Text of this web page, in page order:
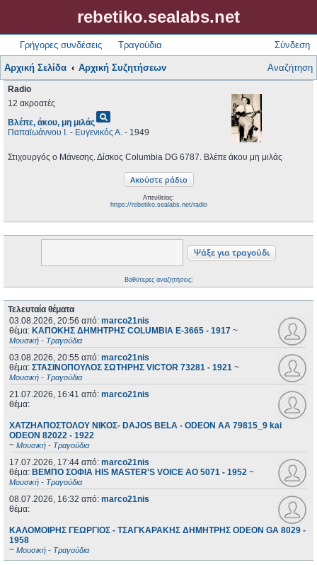
rebetiko.sealabs.net
Γρήγορες συνδέσεις Τραγούδια Σύνδεση
Αρχική Σελίδα Αρχική Συζητήσεων Αναζήτηση
Radio
12 ακροατές
Βλέπε, άκου, μη μιλάςpageview
Παπαϊωάννου Ι. - Ευγενικός Α. - 1949
Στιχουργός ο Μάνεσης. Δίσκος Columbia DG 6787. Βλέπε άκου μη μιλάς
Απευθείας:
https://rebetiko.sealabs.net/radio
Βαθύτερες αναζητήσεις;
Τελευταία θέματα
03.08.2026, 20:56 από: marco21nis
θέμα: ΚΑΠΟΚΗΣ ΔΗΜΗΤΡΗΣ COLUMBIA E-3665 - 1917 ~
Μουσική - Τραγούδια
03.08.2026, 20:55 από: marco21nis
θέμα: ΣΤΑΣΙΝΟΠΟΥΛΟΣ ΣΩΤΗΡΗΣ VICTOR 73281 - 1921 ~
Μουσική - Τραγούδια
21.07.2026, 16:41 από: marco21nis
θέμα:
ΧΑΤΖΗΑΠΟΣΤΟΛΟΥ ΝΙΚΟΣ- DAJOS BELA - ODEON AA 79815_9 kai
ODEON 82022 - 1922
~ Μουσική - Τραγούδια
17.07.2026, 17:44 από: marco21nis
θέμα: ΒΕΜΠΟ ΣΟΦΙΑ HIS MASTER'S VOICE AO 5071 - 1952 ~
Μουσική - Τραγούδια
08.07.2026, 16:32 από: marco21nis
θέμα:
ΚΑΛΟΜΟΙΡΗΣ ΓΕΩΡΓΙΟΣ - ΤΣΑΓΚΑΡΑΚΗΣ ΔΗΜΗΤΡΗΣ ODEON GA 8029 -
1958
~ Μουσική - Τραγούδια